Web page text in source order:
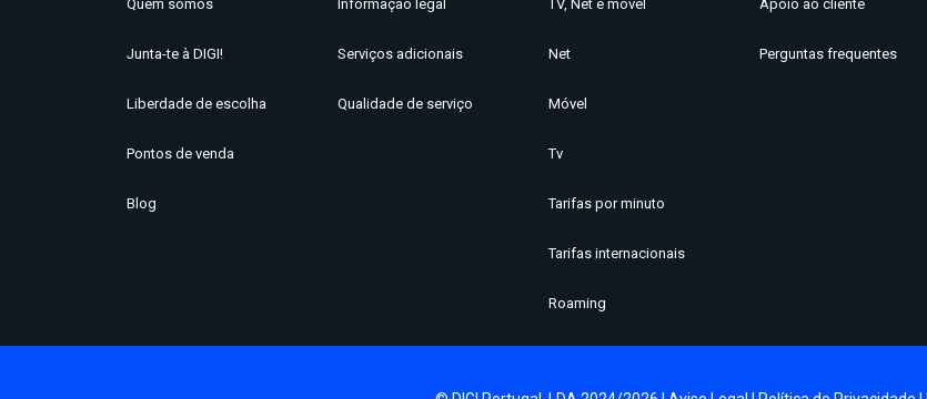
Quem somos
Junta-te à DIGI!
Liberdade de escolha
Pontos de venda
Blog
Informação legal
Serviços adicionais
Qualidade de serviço
TV, Net e móvel
Net
Móvel
Tv
Tarifas por minuto
Tarifas internacionais
Roaming
Apoio ao cliente
Perguntas frequentes